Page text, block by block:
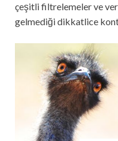
çeşitli filtrelemeler ve
gelmediği dikkatlice